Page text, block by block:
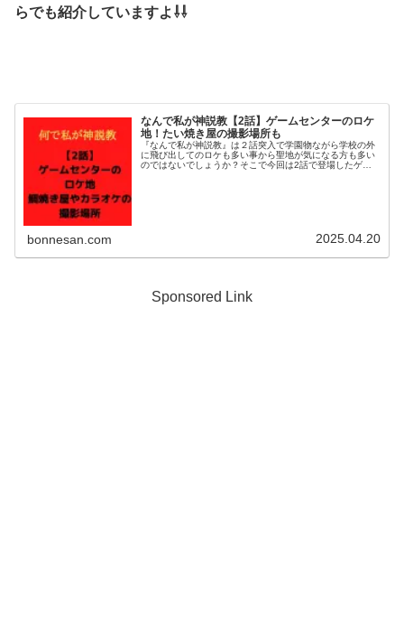
らでも紹介していますよ⇩⇩
なんで私が神説教【2話】ゲームセンターのロケ
地！たい焼き屋の撮影場所も
『なんで私が神説教』は２話突入で学園物ながら学校の外
に飛び出してのロケも多い事から聖地が気になる方も多い
のではないでしょうか？そこで今回は2話で登場したゲー
bonnesan.com 2025.04.20
Sponsored Link